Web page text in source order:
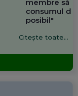
membre să
consumul de
posibil"
Citește toate...